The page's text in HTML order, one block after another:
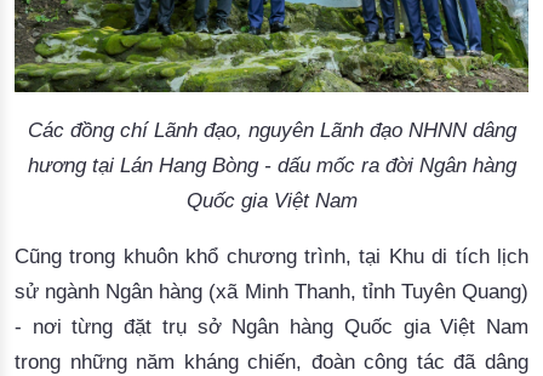
Các đồng chí Lãnh đạo, nguyên Lãnh đạo NHNN dâng
hương tại Lán Hang Bòng - dấu mốc ra đời Ngân hàng
Quốc gia Việt Nam
Cũng trong khuôn khổ chương trình, tại Khu di tích lịch
sử ngành Ngân hàng (xã Minh Thanh, tỉnh Tuyên Quang)
- nơi từng đặt trụ sở Ngân hàng Quốc gia Việt Nam
trong những năm kháng chiến, đoàn công tác đã dâng